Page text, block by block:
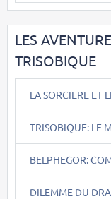
LES
TRISOBIQUE
LA SORCIERE ET
TRISOBIQUE: LE
BELPHEGOR:
DILEMME DU